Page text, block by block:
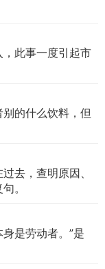
，此事一度引起市
别的什么饮料，但
去，查明原因、
。
身是劳动者。”是